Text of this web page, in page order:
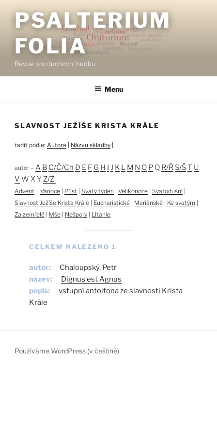
obsahu
webu
PSALTERIUM
FOLIA
Revue pro duchovní hudbu
Menu
SLAVNOST JEŽÍŠE KRISTA KRÁLE
řadit podle: Autora Názvu skladby
autor – A B C/Č/Ch D E F G H I J K L M N O P Q R/Ř S/ŠT U
V W X Y Z/Ž
Advent | Vánoce | Půst | Svatý týden | Velikonoce | Svatodušní |
Slavnost Ježíše Krista Krále | Eucharistické | Mariánské | Ke svatým |
Za zemřelé | Mše | Nešpory | Litanie
CELKEM NALEZENO 1
autor
Chaloupský, Petr
název
Dignus est Agnus
popis
vstupní antoifona ze slavnosti Krista
Krále
Používáme WordPress (v češtině).